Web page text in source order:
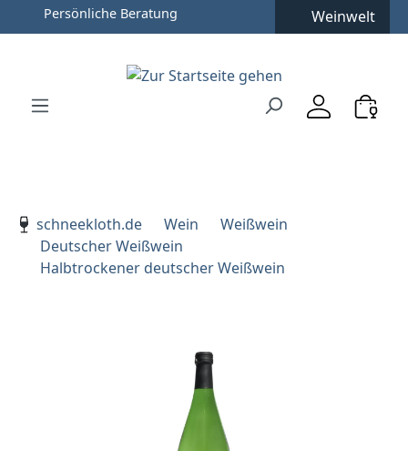
Zum Hauptinhalt springen
Zur Hauptnavigation springen
Weinwelt
schneekloth.de
Wein
Weißwein
Deutscher Weißwein
Halbtrockener deutscher Weißwein
Bildergalerie überspringen